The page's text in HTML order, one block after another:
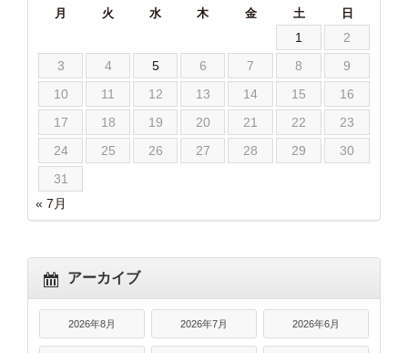
月 火 水 木 金 土 日
1
2
3
4 5 6 7 8
9
10
11 12 13 14 15
16
17
18 19 20 21 22
23
24
25 26 27 28 29
30
31
« 7月
アーカイブ
2026年8月 2026年7月 2026年6月